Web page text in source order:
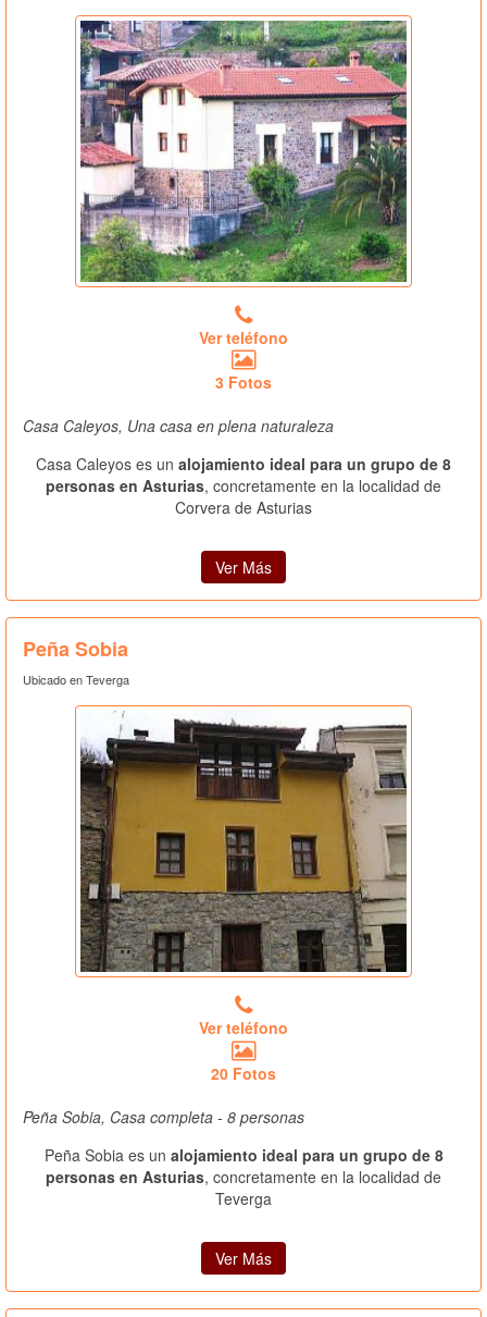
Ver teléfono
3 Fotos
Casa Caleyos, Una casa en plena naturaleza
Casa Caleyos es un alojamiento ideal para un grupo de 8
personas en Asturias, concretamente en la localidad de
Corvera de Asturias
Ver Más
Peña Sobia
Ubicado en Teverga
Ver teléfono
20 Fotos
Peña Sobia, Casa completa - 8 personas
Peña Sobia es un alojamiento ideal para un grupo de 8
personas en Asturias, concretamente en la localidad de
Teverga
Ver Más